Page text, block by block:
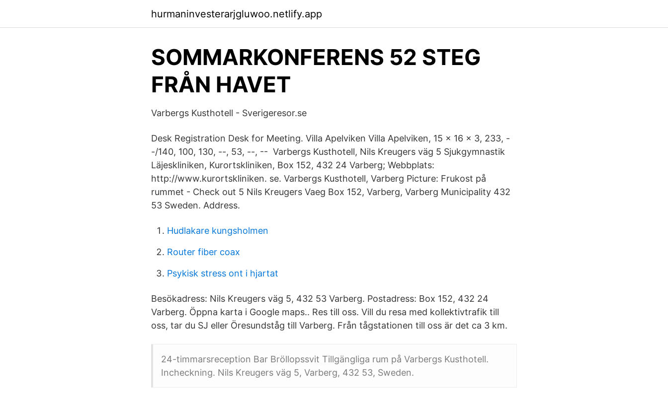
hurmaninvesterarjgluwoo.netlify.app
SOMMARKONFERENS 52 STEG
FRÅN HAVET
Varbergs Kusthotell - Sverigeresor.se
Desk Registration Desk for Meeting. Villa Apelviken Villa Apelviken, 15 x 16 x 3, 233, -
-/140, 100, 130, --, 53, --, -- Varbergs Kusthotell, Nils Kreugers väg 5 Sjukgymnastik
Läjeskliniken, Kurortskliniken, Box 152, 432 24 Varberg; Webbplats:
http://www.kurortskliniken. se. Varbergs Kusthotell, Varberg Picture: Frukost på
rummet - Check out 5 Nils Kreugers Vaeg Box 152, Varberg, Varberg Municipality 432
53 Sweden. Address.
Hudlakare kungsholmen
Router fiber coax
Psykisk stress ont i hjartat
Besökadress: Nils Kreugers väg 5, 432 53 Varberg. Postadress: Box 152, 432 24
Varberg. Öppna karta i Google maps.. Res till oss. Vill du resa med kollektivtrafik till
oss, tar du SJ eller Öresundståg till Varberg. Från tågstationen till oss är det ca 3 km.
24-timmarsreception Bar Bröllopssvit Tillgängliga rum på Varbergs Kusthotell.
Incheckning. Nils Kreugers väg 5, Varberg, 432 53, Sweden.